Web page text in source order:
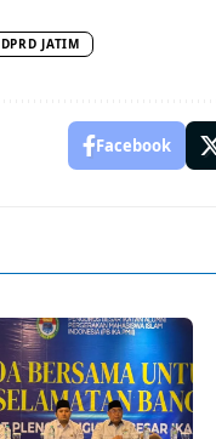
DPRD JATIM
Facebook